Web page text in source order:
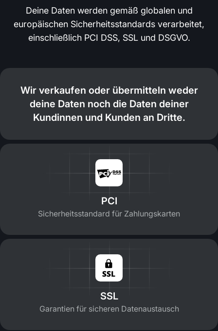
Deine Daten werden gemäß globalen und
europäischen Sicherheitsstandards verarbeitet,
einschließlich PCI DSS, SSL und DSGVO.
Wir verkaufen oder übermitteln weder
deine Daten noch die Daten deiner
Kundinnen und Kunden an Dritte.
PCI
Sicherheitsstandard für Zahlungskarten
SSL
Garantien für sicheren Datenaustausch